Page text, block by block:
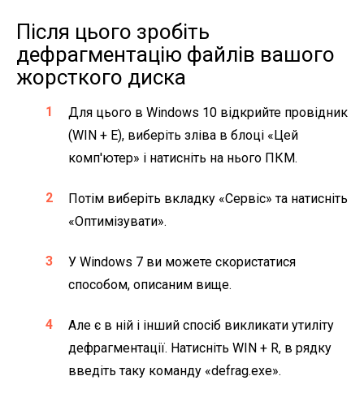
Після цього зробіть
дефрагментацію файлів вашого
жорсткого диска
Для цього в Windows 10 відкрийте провідник
(WIN + E), виберіть зліва в блоці «Цей
комп'ютер» і натисніть на нього ПКМ.
Потім виберіть вкладку «Сервіс» та натисніть
«Оптимізувати».
У Windows 7 ви можете скористатися
способом, описаним вище.
Але є в ній і інший спосіб викликати утиліту
дефрагментації. Натисніть WIN + R, в рядку
введіть таку команду «defrag.exe».